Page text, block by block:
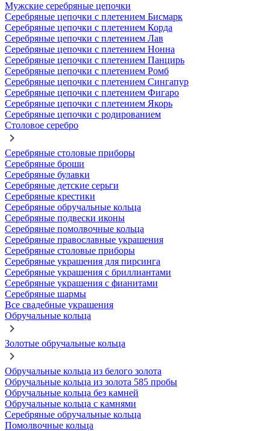
Мужские серебряные цепочки
Серебряные цепочки с плетением Бисмарк
Серебряные цепочки с плетением Корда
Серебряные цепочки с плетением Лав
Серебряные цепочки с плетением Нонна
Серебряные цепочки с плетением Панцирь
Серебряные цепочки с плетением Ромб
Серебряные цепочки с плетением Сингапур
Серебряные цепочки с плетением Фигаро
Серебряные цепочки с плетением Якорь
Серебряные цепочки с родированием
Столовое серебро
Серебряные столовые приборы
Серебряные броши
Серебряные булавки
Серебряные детские серьги
Серебряные крестики
Серебряные обручальные кольца
Серебряные подвески иконы
Серебряные помолвочные кольца
Серебряные православные украшения
Серебряные столовые приборы
Серебряные украшения для пирсинга
Серебряные украшения с бриллиантами
Серебряные украшения с фианитами
Серебряные шармы
Все свадебные украшения
Обручальные кольца
Золотые обручальные кольца
Обручальные кольца из белого золота
Обручальные кольца из золота 585 пробы
Обручальные кольца без камней
Обручальные кольца с камнями
Серебряные обручальные кольца
Помолвочные кольца